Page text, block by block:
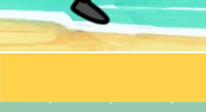
次のお話